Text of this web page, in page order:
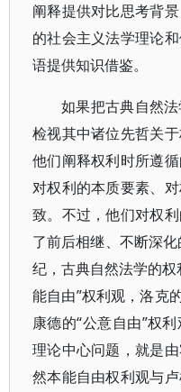
阐释提供对比思考背
的社会主义法学理论
语提供知识借鉴。
如果把古典自然
检视其中诸位先哲关
他们阐释权利时所遵
对权利的本质要素、
致。不过，他们对权
了前后相继、不断深
纪，古典自然法学的
能自由”权利观，洛克
康德的“公意自由”权
理论中心问题，就是
然本能自由权利观与